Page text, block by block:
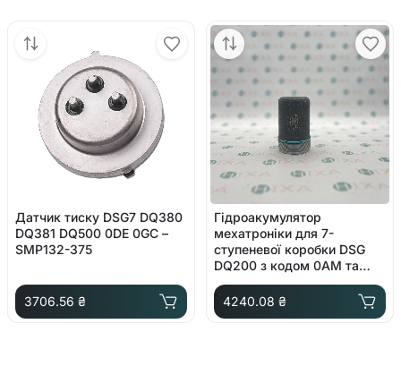
Датчик тиску DSG7 DQ380
DQ381 DQ500 0DE 0GC –
SMP132-375
3706.56 ₴
Гідроакумулятор
мехатроніки для 7-
ступеневої коробки DSG
DQ200 з кодом 0AM та
оригінальним номером
0AM325587F
4240.08 ₴